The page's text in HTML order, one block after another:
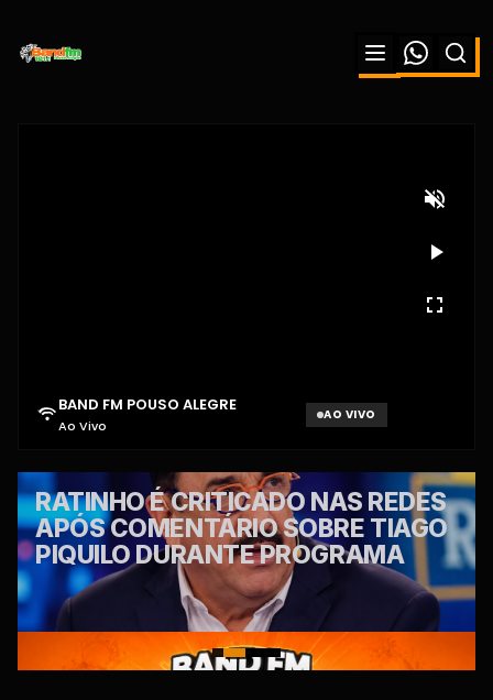
BAND FM POUSO ALEGRE
Ao Vivo
AO VIVO